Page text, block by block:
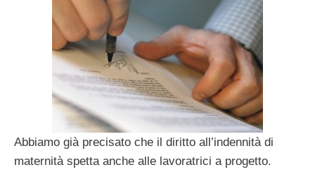
Abbiamo già precisato che il diritto all’indennità di
maternità spetta anche alle lavoratrici a progetto.